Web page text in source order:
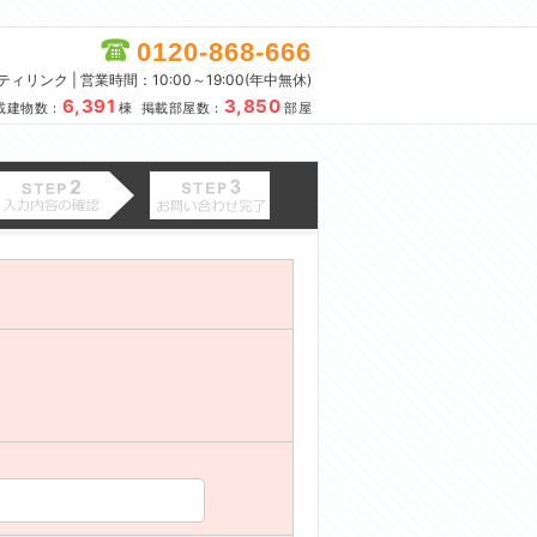
0120-868-666
ィリンク | 営業時間：10:00～19:00(年中無休)
建物数： 6,391 棟 掲載部屋数： 3,850 部屋